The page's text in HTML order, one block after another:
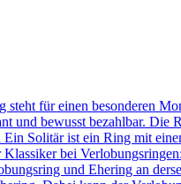
für einen besonderen
und bewusst bezahlbar.
Solitär ist ein Ring mit
bei
und Ehering an